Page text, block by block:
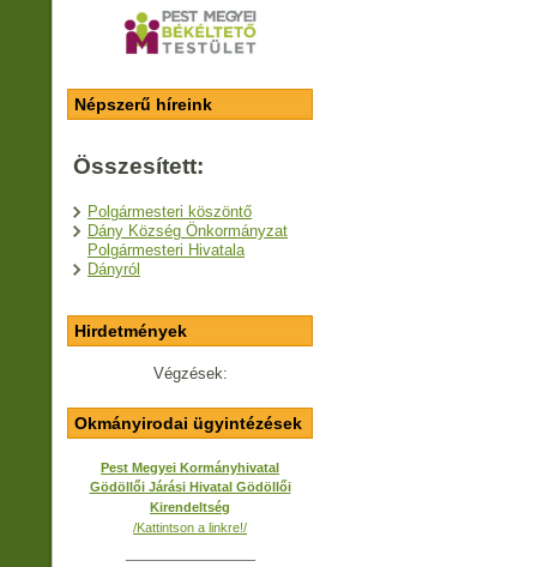
Népszerű híreink
Összesített:
Polgármesteri köszöntő
Dány Község Önkormányzat
Polgármesteri Hivatala
Dányról
Hirdetmények
Végzések:
Okmányirodai ügyintézések
Pest Megyei Kormányhivatal
Gödöllői Járási Hivatal Gödöllői
Kirendeltség
/Kattintson a linkre!/